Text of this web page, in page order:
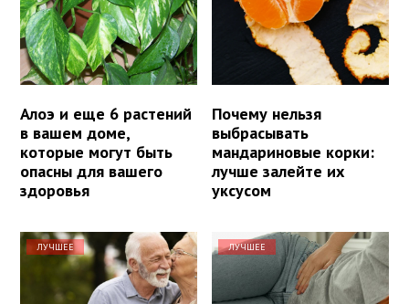
Алоэ и еще 6 растений
в вашем доме,
которые могут быть
опасны для вашего
здоровья
Почему нельзя
выбрасывать
мандариновые корки:
лучше залейте их
уксусом
ЛУЧШЕЕ ЛУЧШЕЕ